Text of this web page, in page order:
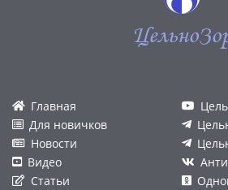
Главная
Для новичков
Новости
Видео
Статьи